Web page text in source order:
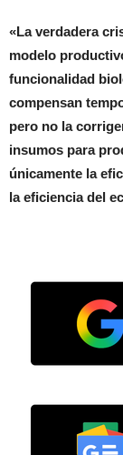
«La verdadera
modelo
funcionalidad
compensan
pero no la
insumos para
únicamente la
la eficiencia del